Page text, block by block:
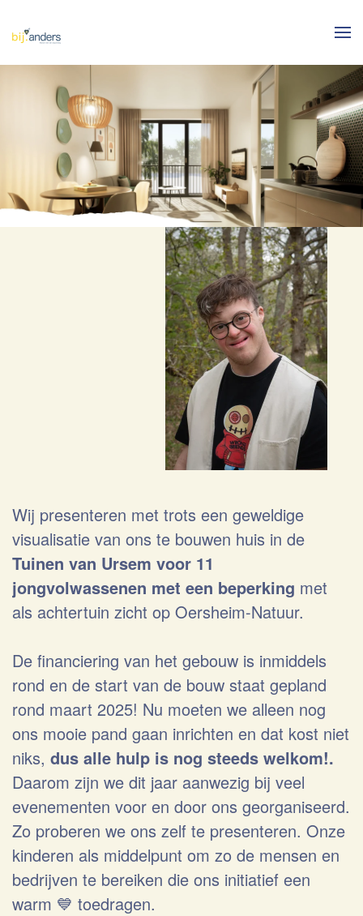
Skip to main content
Wij presenteren met trots een geweldige
visualisatie van ons te bouwen huis in de
Tuinen van Ursem voor 11
jongvolwassenen met een beperking met
als achtertuin zicht op Oersheim-Natuur.
De financiering van het gebouw is inmiddels
rond en de start van de bouw staat gepland
rond maart 2025! Nu moeten we alleen nog
ons mooie pand gaan inrichten en dat kost niet
niks, dus alle hulp is nog steeds welkom!.
Daarom zijn we dit jaar aanwezig bij veel
evenementen voor en door ons georganiseerd.
Zo proberen we ons zelf te presenteren. Onze
kinderen als middelpunt om zo de mensen en
bedrijven te bereiken die ons initiatief een
warm 💙 toedragen.